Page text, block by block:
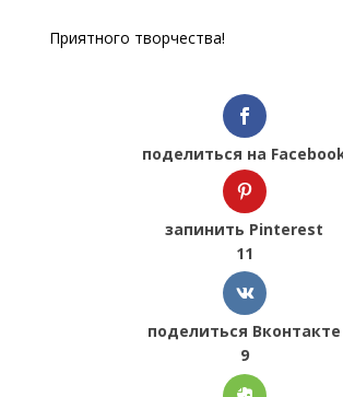
Приятного творчества!
поделиться на
запинить Pinterest
11
поделиться Вконтакте
9